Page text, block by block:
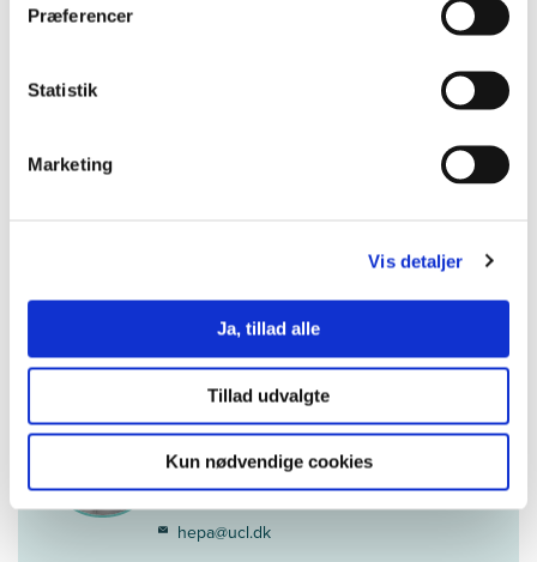
Præferencer
Statistik
Marketing
Vis detaljer
Ja, tillad alle
Tillad udvalgte
Kun nødvendige cookies
Kontakt
Henrik Pabst
Konsulent og uddannelsesrådgiver
hepa@ucl.dk